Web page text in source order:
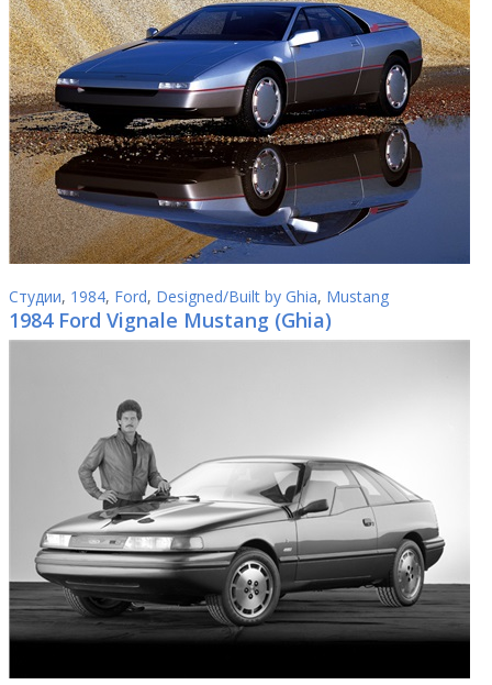
Студии, 1984, Ford, Designed/Built by Ghia, Mustang
1984 Ford Vignale Mustang (Ghia)